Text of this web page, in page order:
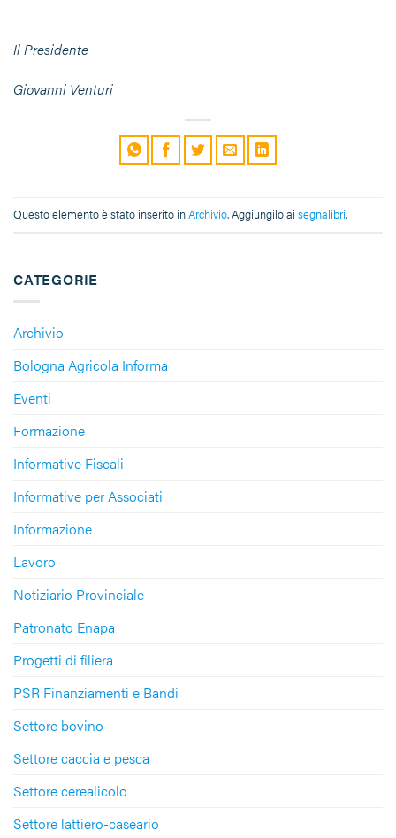
CATEGORIE
Archivio
Bologna Agricola Informa
Eventi
Formazione
Informative Fiscali
Informative per Associati
Informazione
Lavoro
Notiziario Provinciale
Patronato Enapa
Progetti di filiera
PSR Finanziamenti e Bandi
Settore bovino
Settore caccia e pesca
Settore cerealicolo
Settore lattiero-caseario
Il Presidente
Giovanni Venturi
Questo elemento è stato inserito inArchivio. Aggiungilo ai segnalibri.